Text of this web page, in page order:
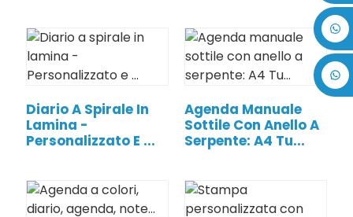
+86 17875305714
Diario A Spirale In
Lamina -
Personalizzato E ...
Agenda Manuale
Sottile Con Anello A
Serpente: A4 Tu...